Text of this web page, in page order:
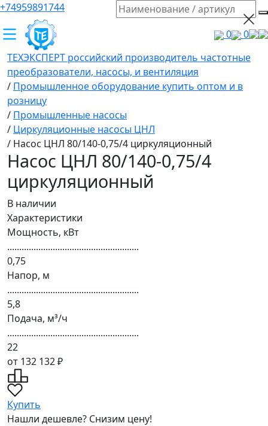
+74959891744
0
0
ТЕХЭКСПЕРТ российский производитель частотные
преобразователи, насосы, и вентиляция
/ Промышленное оборудование купить оптом и в
розницу
/ Промышленные насосы
/ Циркуляционные насосы ЦНЛ
/ Насос ЦНЛ 80/140-0,75/4 циркуляционный
Насос ЦНЛ 80/140-0,75/4
циркуляционный
В наличии
Характеристики
Мощность, кВт
.......................................................
0,75
Напор, м
.......................................................
5,8
Подача, м³/ч
.......................................................
22
от 132 132 ₽
Купить
Нашли дешевле? Снизим цену!